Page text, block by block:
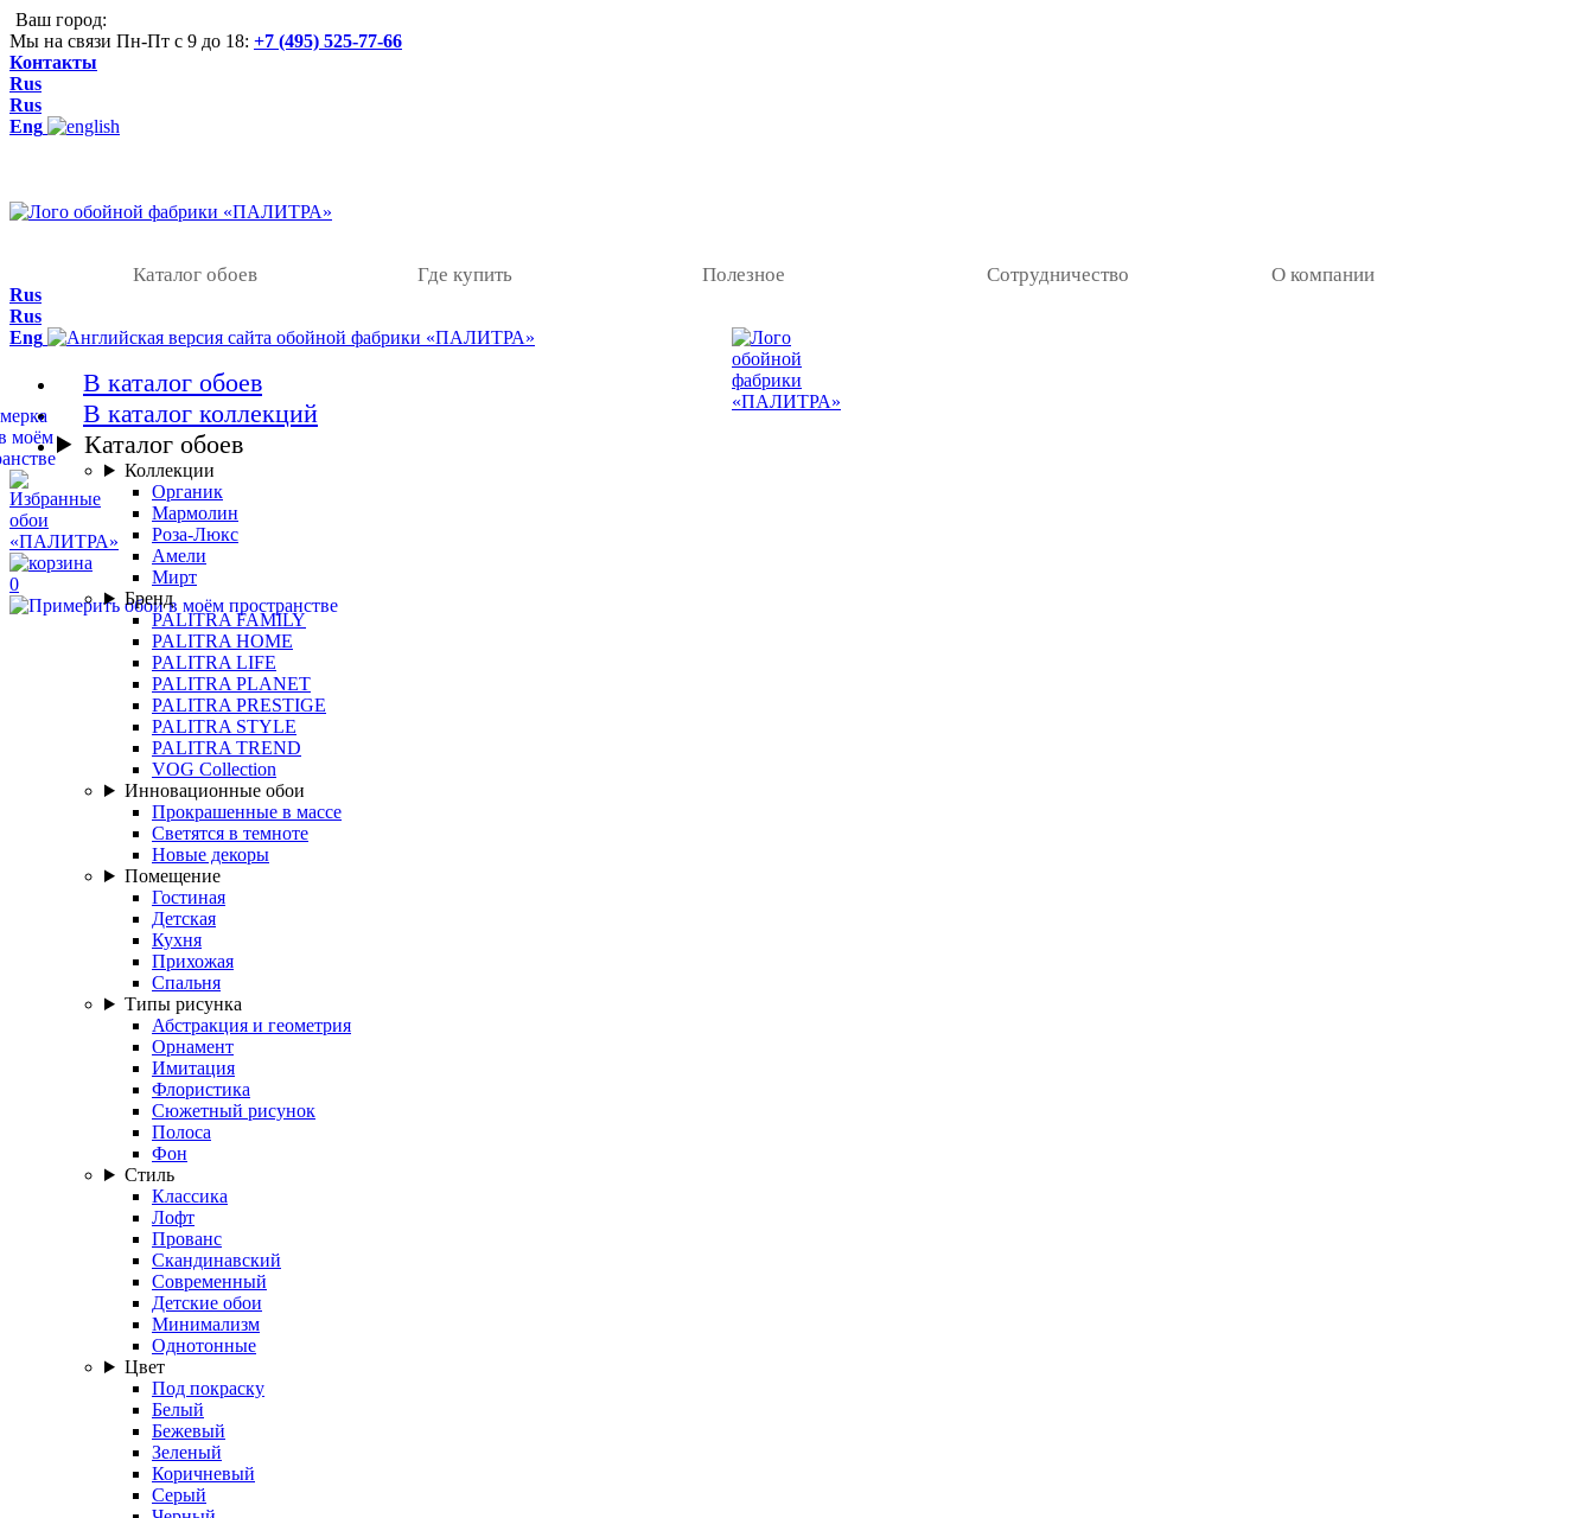
Ваш город:
Мы на связи Пн-Пт с 9 до 18: +7 (495) 525-77-66
Контакты
Rus
Rus
Eng
Каталог обоев Где купить Полезное Сотрудничество О компании
0
Rus
Rus
Eng
В каталог обоев
В каталог коллекций
Каталог обоев
Коллекции
Органик
Мармолин
Роза-Люкс
Амели
Мирт
Бренд
PALITRA FAMILY
PALITRA HOME
PALITRA LIFE
PALITRA PLANET
PALITRA PRESTIGE
PALITRA STYLE
PALITRA TREND
VOG Collection
Инновационные обои
Прокрашенные в массе
Светятся в темноте
Новые декоры
Помещение
Гостиная
Детская
Кухня
Прихожая
Спальня
Типы рисунка
Абстракция и геометрия
Орнамент
Имитация
Флористика
Сюжетный рисунок
Полоса
Фон
Стиль
Классика
Лофт
Прованс
Скандинавский
Современный
Детские обои
Минимализм
Однотонные
Цвет
Под покраску
Белый
Бежевый
Зеленый
Коричневый
Серый